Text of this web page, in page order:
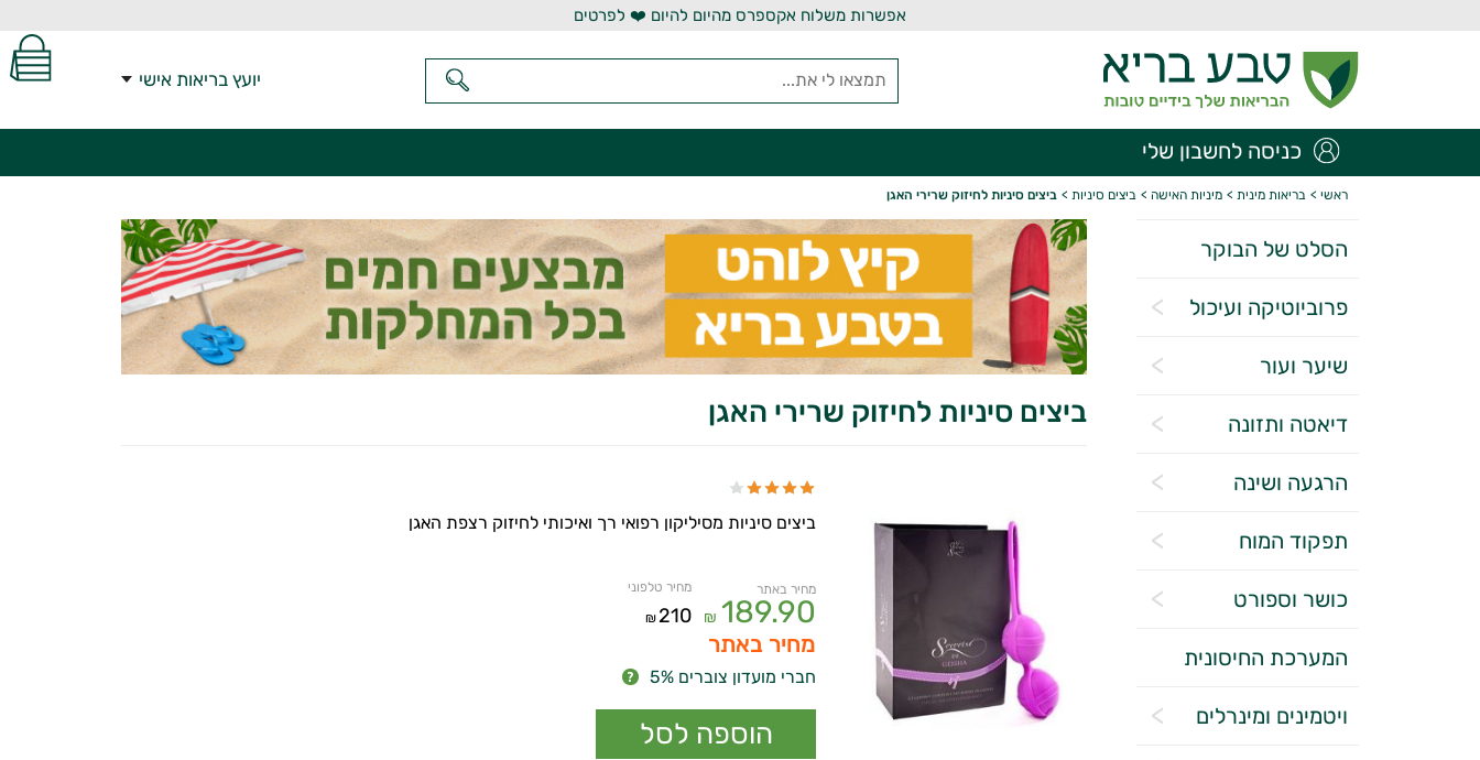
אפשרות משלוח אקספרס מהיום להיום ❤️ לפרטים
יועץ בריאות אישי
כניסה לחשבון שלי
ראשי > בריאות מינית > מיניות האישה > ביצים סיניות > ביצים סיניות לחיזוק שרירי האגן
הסלט של הבוקר
פרוביוטיקה ועיכול
שיער ועור
דיאטה ותזונה
הרגעה ושינה
תפקוד המוח
כושר וספורט
המערכת החיסונית
ויטמינים ומינרלים
ביצים סיניות לחיזוק שרירי האגן
ביצים סיניות מסיליקון רפואי רך ואיכותי לחיזוק רצפת האגן
מחיר באתר
189.90
₪
מחיר טלפוני
210
₪
מחיר באתר
חברי מועדון צוברים 5%